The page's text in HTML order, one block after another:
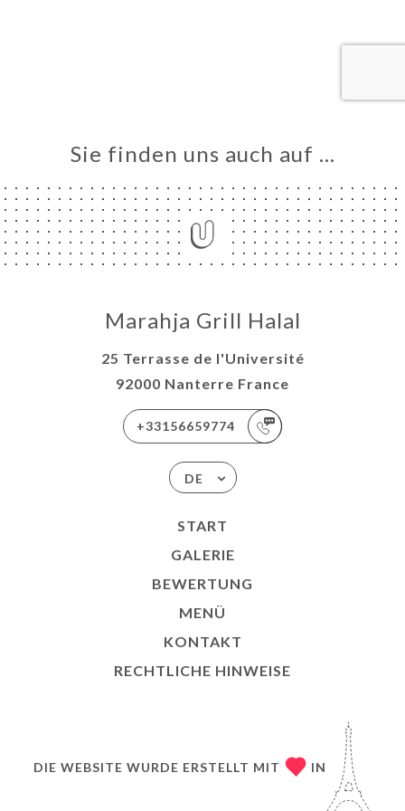
Sie finden uns auch auf …
Marahja Grill Halal
25 Terrasse de l'Université
92000 Nanterre France
+33156659774
DE
START
GALERIE
BEWERTUNG
MENÜ
KONTAKT
RECHTLICHE HINWEISE
DIE WEBSITE WURDE ERSTELLT MIT IN